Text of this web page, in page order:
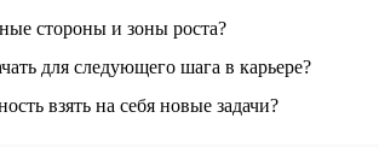
стороны и зоны роста?
для следующего шага в карьере?
взять на себя новые задачи?